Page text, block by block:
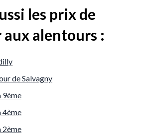
les prix de
alentours :
de Salvagny
9ème
4ème
2ème